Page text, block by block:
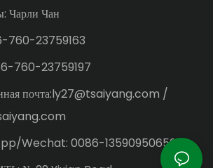
Чарли Чан
760-23759163
760-23759197
почта:ly27@tsaiyang.com /
Wechat: 0086-13590950659